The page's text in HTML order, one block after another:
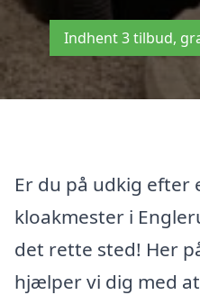
Indhent 3 tilbud,
Er du på udkig efter
kloakmester i
det rette sted! Her
hjælper vi dig med